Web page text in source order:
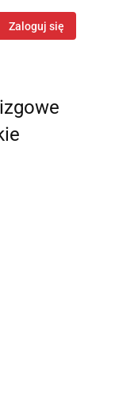
Zaloguj się